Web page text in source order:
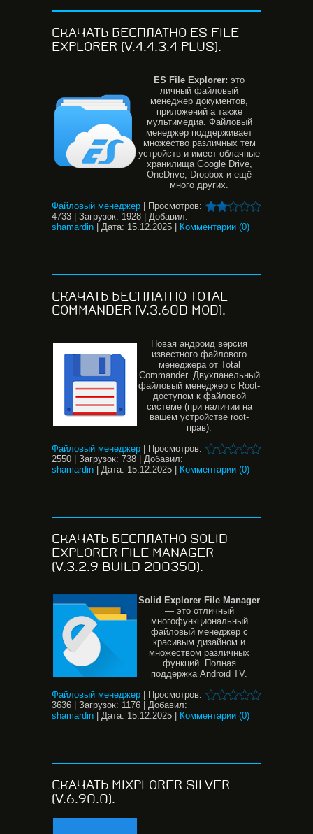
СКАЧАТЬ БЕСПЛАТНО ES FILE
EXPLORER (V.4.4.3.4 PLUS).
ES File Explorer: это
личный файловый
менеджер документов,
приложений а также
мультимедиа. Файловый
менеджер поддерживает
множество различных тем
устройств и имеет облачные
хранилища Google Drive,
OneDrive, Dropbox и ещё
много других.
Файловый менеджер
Просмотров:
4733
Загрузок: 1928
Добавил:
shamardin
Дата: 15.12.2025 Комментарии (0)
СКАЧАТЬ БЕСПЛАТНО TOTAL
COMMANDER (V.3.60D MOD).
Новая андроид версия
известного файлового
менеджера от Total
Commander. Двухпанельный
файловый менеджер с Root-
доступом к файловой
системе (при наличии на
вашем устройстве root-
прав).
Файловый менеджер
Просмотров:
2550
Загрузок: 738
Добавил:
shamardin
Дата: 15.12.2025 Комментарии (0)
СКАЧАТЬ БЕСПЛАТНО SOLID
EXPLORER FILE MANAGER
(V.3.2.9 BUILD 200350).
Solid Explorer File Manager
— это отличный
многофункциональный
файловый менеджер с
красивым дизайном и
множеством различных
функций. Полная
поддержка Android TV.
Файловый менеджер
Просмотров:
3636
Загрузок: 1176
Добавил:
shamardin
Дата: 15.12.2025 Комментарии (0)
СКАЧАТЬ MIXPLORER SILVER
(V.6.90.0).